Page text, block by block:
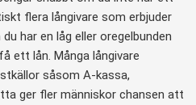
flera långivare som erbjuder
har en låg eller oregelbunden
ett lån. Många långivare
såsom A-kassa,
ger fler människor chansen att